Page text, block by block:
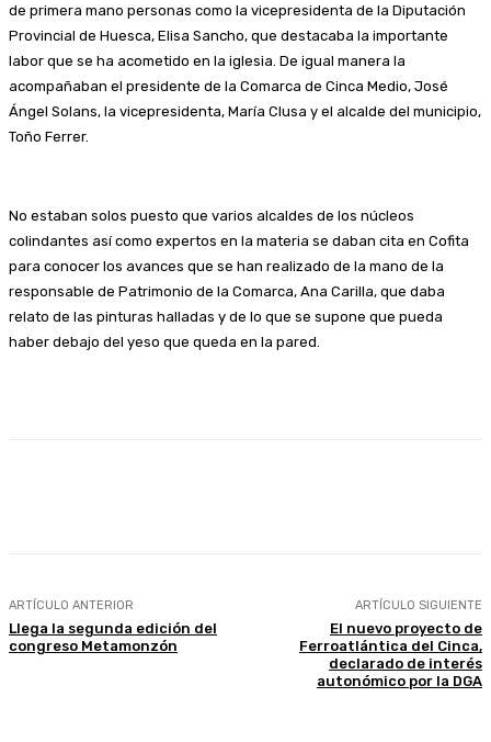
de primera mano personas como la vicepresidenta de la Diputación
Provincial de Huesca, Elisa Sancho, que destacaba la importante
labor que se ha acometido en la iglesia. De igual manera la
acompañaban el presidente de la Comarca de Cinca Medio, José
Ángel Solans, la vicepresidenta, María Clusa y el alcalde del municipio,
Toño Ferrer.
No estaban solos puesto que varios alcaldes de los núcleos
colindantes así como expertos en la materia se daban cita en Cofita
para conocer los avances que se han realizado de la mano de la
responsable de Patrimonio de la Comarca, Ana Carilla, que daba
relato de las pinturas halladas y de lo que se supone que pueda
haber debajo del yeso que queda en la pared.
ARTÍCULO ANTERIOR
Llega la segunda edición del
congreso Metamonzón
ARTÍCULO SIGUIENTE
El nuevo proyecto de
Ferroatlántica del Cinca,
declarado de interés
autonómico por la DGA